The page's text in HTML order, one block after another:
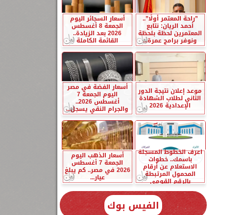
”راحة المعتمر أولًا”..
أحمد الريان: نتابع
المعتمرين لحظة بلحظة
ونوفر برامج عمرة...
أسعار السجائر اليوم
الجمعة 8 أغسطس
2026 بعد الزيادة..
القائمة الكاملة
موعد إعلان نتيجة الدور
الثاني لطلاب الشهادة
الإعدادية 2026
أسعار الفضة في مصر
اليوم الجمعة 7
أغسطس 2026..
والجرام النقي يسجل...
اعرف الخطوط المسجلة
باسمك.. خطوات
الاستعلام عن أرقام
المحمول المرتبطة
بالرقم القومي
أسعار الذهب اليوم
الجمعة 7 أغسطس
2026 في مصر.. كم يبلغ
عيار...
الفيس بوك